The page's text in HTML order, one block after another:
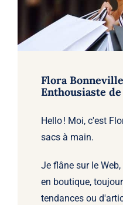
Flora Bonneville
Enthousiaste
Hello ! Moi, c'est
sacs à main.
Je flâne sur le
en boutique,
tendances ou